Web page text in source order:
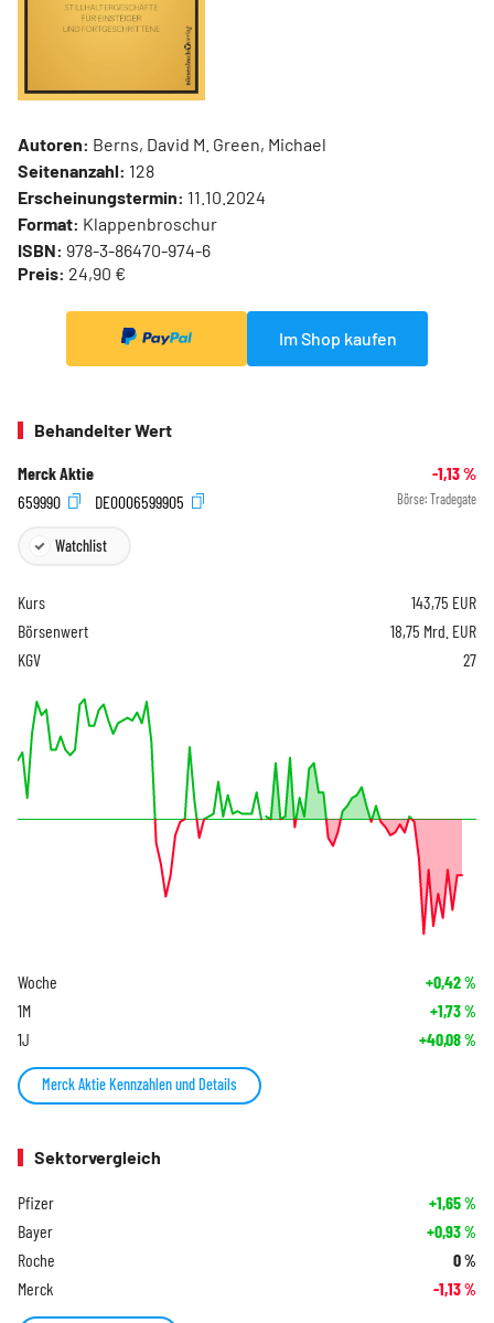
Autoren: Berns, David M. Green, Michael
Seitenanzahl: 128
Erscheinungstermin: 11.10.2024
Format: Klappenbroschur
ISBN: 978-3-86470-974-6
Preis: 24,90 €
Im Shop kaufen
Behandelter Wert
Merck Aktie -1,13%
659990
DE0006599905 Börse: Tradegate
Watchlist
Kurs 143,75 EUR
Börsenwert
18,75 Mrd. EUR
KGV
27
Woche +0,42%
1M +1,73%
1J +40,08%
Merck Aktie Kennzahlen und Details
Sektorvergleich
Pfizer +1,65%
Bayer +0,93%
Roche 0%
Merck -1,13%